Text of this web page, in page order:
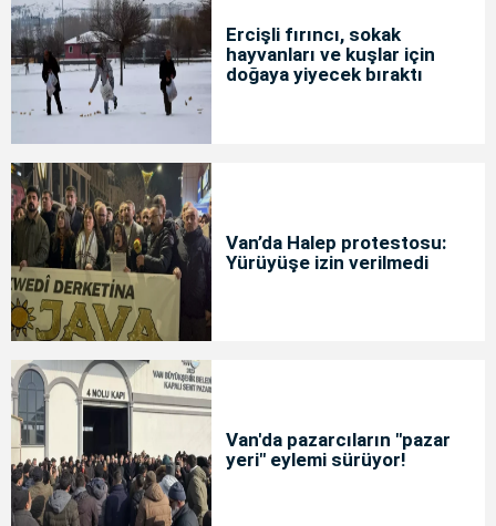
Ercişli fırıncı, sokak
hayvanları ve kuşlar için
doğaya yiyecek bıraktı
Van’da Halep protestosu:
Yürüyüşe izin verilmedi
Van'da pazarcıların "pazar
yeri" eylemi sürüyor!